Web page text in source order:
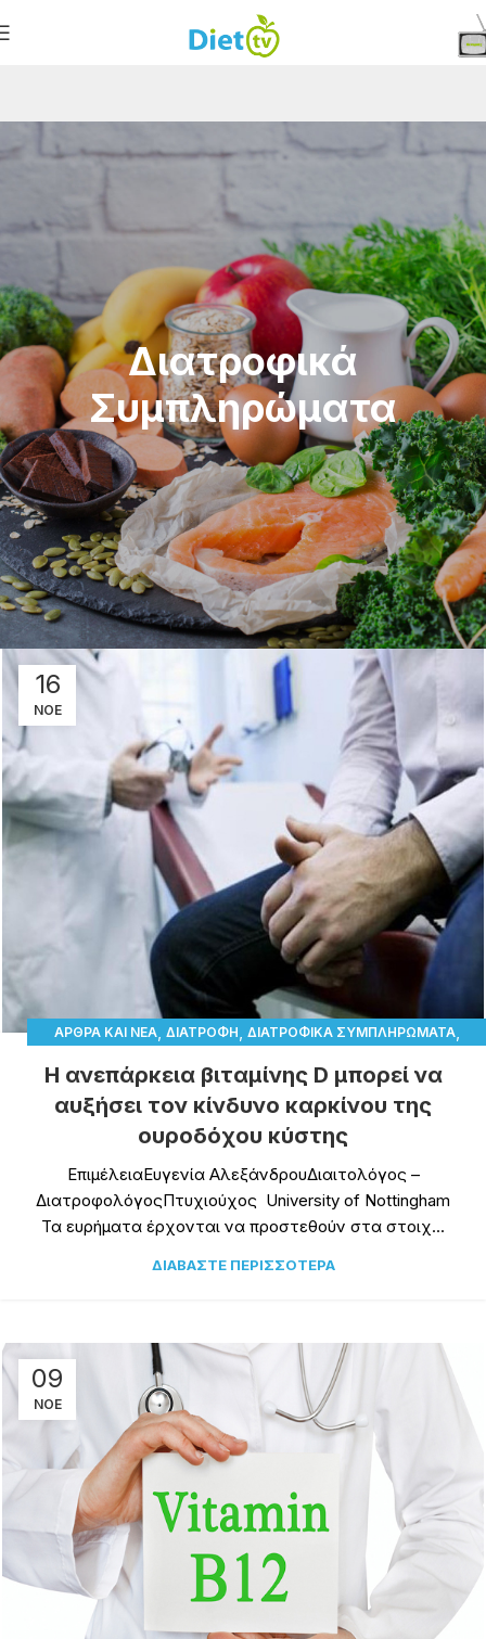
Διατροφικά
Συμπληρώματα
16
ΝΟΈ
ΆΡΘΡΑ ΚΑΙ ΝΈΑ, ΔΙΑΤΡΟΦΉ, ΔΙΑΤΡΟΦΙΚΆ ΣΥΜΠΛΗΡΏΜΑΤΑ,
Η ανεπάρκεια βιταμίνης D μπορεί να
αυξήσει τον κίνδυνο καρκίνου της
ουροδόχου κύστης
ΕπιμέλειαΕυγενία ΑλεξάνδρουΔιαιτολόγος –
ΔιατροφολόγοςΠτυχιούχος University of Nottingham
Τα ευρήματα έρχονται να προστεθούν στα στοιχ...
ΔΙΑΒΆΣΤΕ ΠΕΡΙΣΣΌΤΕΡΑ
09
ΝΟΈ